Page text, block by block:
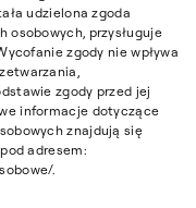
udzielona zgoda
osobowych, przysługuje
zgody nie wpływa
zgody przed jej
informacje dotyczące
znajdują się
adresem:
.